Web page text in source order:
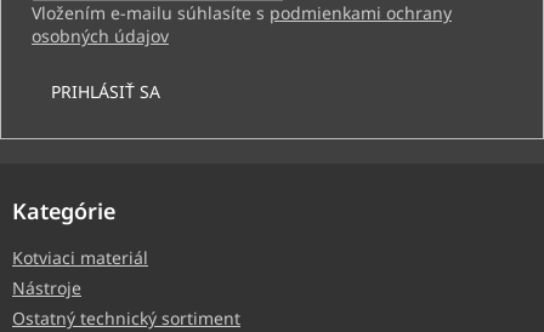
Vložením e-mailu súhlasíte s podmienkami ochrany
osobných údajov
PRIHLÁSIŤ SA
Kategórie
Kotviaci materiál
Nástroje
Ostatný technický sortiment